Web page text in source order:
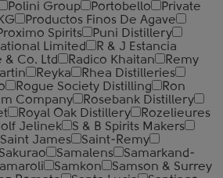
Polini Group Portobello
Private
Productos Finos De Agave
Spirits
Puni Distillery
Limited
R & J Estancia
& Co. Ltd Radico Khaitan
Remy
Reyka
Rhea Distilleries
Rogue Society Distilling
Ron
Company
Rosebank Distillery
Royal Oak Distillery
Rozelieures
Jelinek
S & B Spirits Makers
Saint James
Saint-Remy
Sakurao Samalens
Samarkand-
Samkon
Samson & Surrey